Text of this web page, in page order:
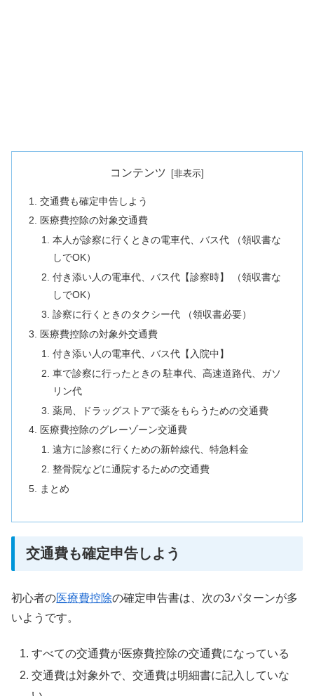
コンテンツ
交通費も確定申告しよう
医療費控除の対象交通費
本人が診察に行くときの電車代、バス代 （領収書な
しでOK）
付き添い人の電車代、バス代【診察時】 （領収書な
しでOK）
診察に行くときのタクシー代 （領収書必要）
医療費控除の対象外交通費
付き添い人の電車代、バス代【入院中】
車で診察に行ったときの 駐車代、高速道路代、ガソ
リン代
薬局、ドラッグストアで薬をもらうための交通費
医療費控除のグレーゾーン交通費
遠方に診察に行くための新幹線代、特急料金
整骨院などに通院するための交通費
まとめ
交通費も確定申告しよう
初心者の医療費控除の確定申告書は、次の3パターンが多
いようです。
すべての交通費が医療費控除の交通費になっている
交通費は対象外で、交通費は明細書に記入していな